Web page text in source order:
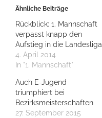
Ähnliche Beiträge
Rückblick: 1. Mannschaft
verpasst knapp den
Aufstieg in die Landesliga
4. April 2014
In "1. Mannschaft"
Auch E-Jugend
triumphiert bei
Bezirksmeisterschaften
27. September 2015